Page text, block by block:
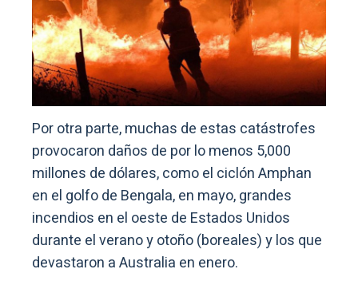
Por otra parte, muchas de estas catástrofes
provocaron daños de por lo menos 5,000
millones de dólares, como el ciclón Amphan
en el golfo de Bengala, en mayo, grandes
incendios en el oeste de Estados Unidos
durante el verano y otoño (boreales) y los que
devastaron a Australia en enero.